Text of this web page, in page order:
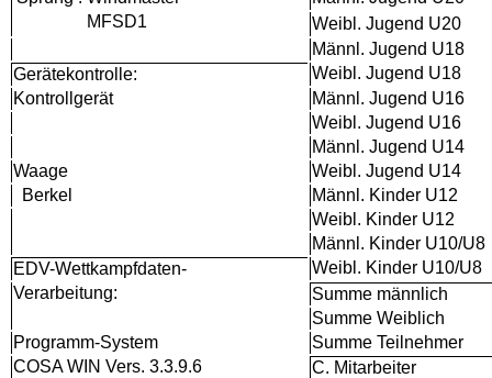
MFSD1
Weibl. Jugend U20
Männl. Jugend U18
Gerätekontrolle:
Weibl. Jugend U18
Kontrollgerät
Männl. Jugend U16
Weibl. Jugend U16
Männl. Jugend U14
Waage
Weibl. Jugend U14
Berkel
Männl. Kinder U12
Weibl. Kinder U12
Männl. Kinder U10/U8
EDV-Wettkampfdaten-
Weibl. Kinder U10/U8
Verarbeitung:
Summe männlich
Summe Weiblich
Programm-System
Summe Teilnehmer
COSA WIN Vers. 3.3.9.6
C. Mitarbeiter